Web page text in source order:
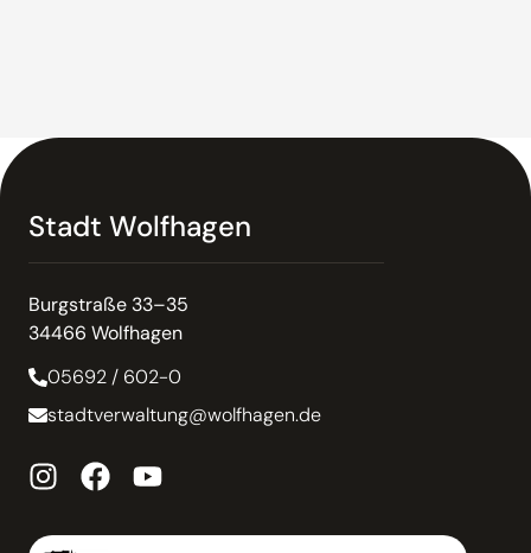
Stadt Wolfhagen
Burgstraße 33–35
34466 Wolfhagen
05692 / 602-0
stadtverwaltung@wolfhagen.de